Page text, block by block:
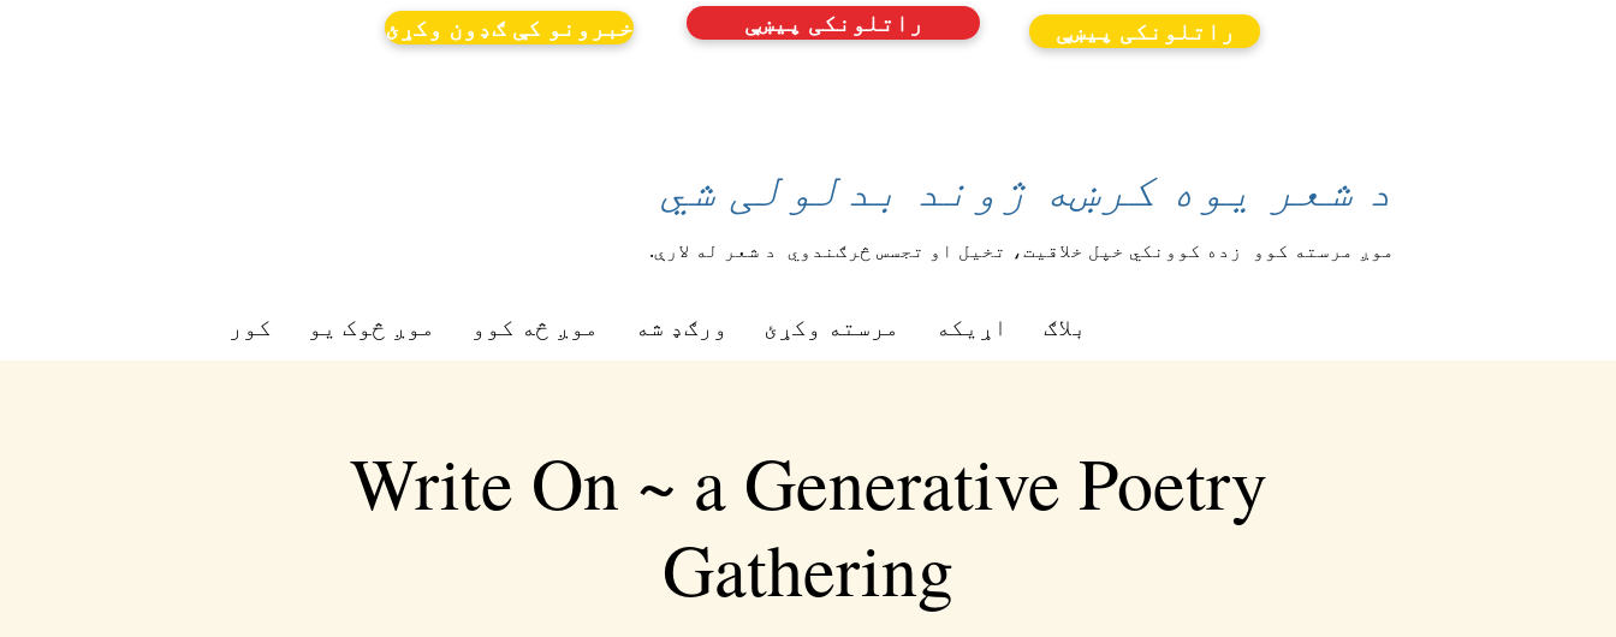
خبرونو کې ګډون وکړئ راتلونکی پیښې راتلونکی پیښې
د شعر یوه کرښه ژوند بدلولی شي
موږ مرسته کوو زده کوونکي خپل خلاقیت، تخیل او تجسس څرګندوي د شعر له لارې.
کور موږ څوک یو موږ څه کوو ورګډ شه مرسته وکړئ اړیکه بلاګ
Write On ~ a Generative Poetry
Gathering